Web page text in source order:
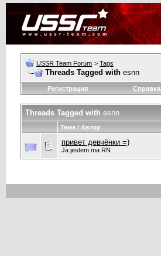
USSR Team Forum > Tags
Threads Tagged with esnn
Регистрация Справка
Threads Tagged with esnn
Тема / Автор
привет девчёнки =)
Ja jestem ma RN